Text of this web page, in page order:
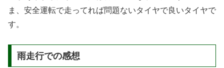
ま、安全運転で走ってれば問題ないタイヤで良いタイヤで
す。
雨走行での感想